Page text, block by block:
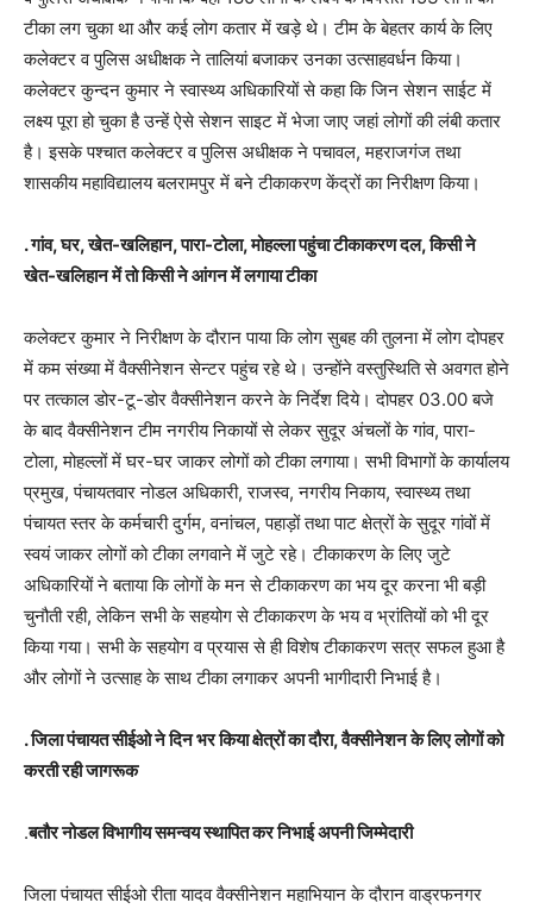
टीका लग चुका था और कई लोग कतार में खड़े थे। टीम के बेहतर कार्य के लिए
कलेक्टर व पुलिस अधीक्षक ने तालियां बजाकर उनका उत्साहवर्धन किया।
कलेक्टर कुन्दन कुमार ने स्वास्थ्य अधिकारियों से कहा कि जिन सेशन साईट में
लक्ष्य पूरा हो चुका है उन्हें ऐसे सेशन साइट में भेजा जाए जहां लोगों की लंबी कतार
है। इसके पश्चात कलेक्टर व पुलिस अधीक्षक ने पचावल, महराजगंज तथा
शासकीय महाविद्यालय बलरामपुर में बने टीकाकरण केंद्रों का निरीक्षण किया।
. गांव, घर, खेत-खलिहान, पारा-टोला, मोहल्ला पहुंचा टीकाकरण दल, किसी ने
खेत-खलिहान में तो किसी ने आंगन में लगाया टीका
कलेक्टर कुमार ने निरीक्षण के दौरान पाया कि लोग सुबह की तुलना में लोग दोपहर
में कम संख्या में वैक्सीनेशन सेन्टर पहुंच रहे थे। उन्होंने वस्तुस्थिति से अवगत होने
पर तत्काल डोर-टू-डोर वैक्सीनेशन करने के निर्देश दिये। दोपहर 03.00 बजे
के बाद वैक्सीनेशन टीम नगरीय निकायों से लेकर सुदूर अंचलों के गांव, पारा-
टोला, मोहल्लों में घर-घर जाकर लोगों को टीका लगाया। सभी विभागों के कार्यालय
प्रमुख, पंचायतवार नोडल अधिकारी, राजस्व, नगरीय निकाय, स्वास्थ्य तथा
पंचायत स्तर के कर्मचारी दुर्गम, वनांचल, पहाड़ों तथा पाट क्षेत्रों के सुदूर गांवों में
स्वयं जाकर लोगों को टीका लगवाने में जुटे रहे। टीकाकरण के लिए जुटे
अधिकारियों ने बताया कि लोगों के मन से टीकाकरण का भय दूर करना भी बड़ी
चुनौती रही, लेकिन सभी के सहयोग से टीकाकरण के भय व भ्रांतियों को भी दूर
किया गया। सभी के सहयोग व प्रयास से ही विशेष टीकाकरण सत्र सफल हुआ है
और लोगों ने उत्साह के साथ टीका लगाकर अपनी भागीदारी निभाई है।
. जिला पंचायत सीईओ ने दिन भर किया क्षेत्रों का दौरा, वैक्सीनेशन के लिए लोगों को
करती रही जागरूक
.बतौर नोडल विभागीय समन्वय स्थापित कर निभाई अपनी जिम्मेदारी
जिला पंचायत सीईओ रीता यादव वैक्सीनेशन महाभियान के दौरान वाड्रफनगर